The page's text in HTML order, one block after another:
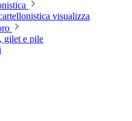
visualizza
gilet e pile